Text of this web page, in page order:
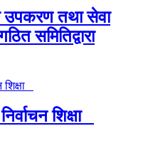
तथा सेवा
समितिद्वारा
शिक्षा